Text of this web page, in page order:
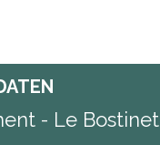
- Le Bostinet